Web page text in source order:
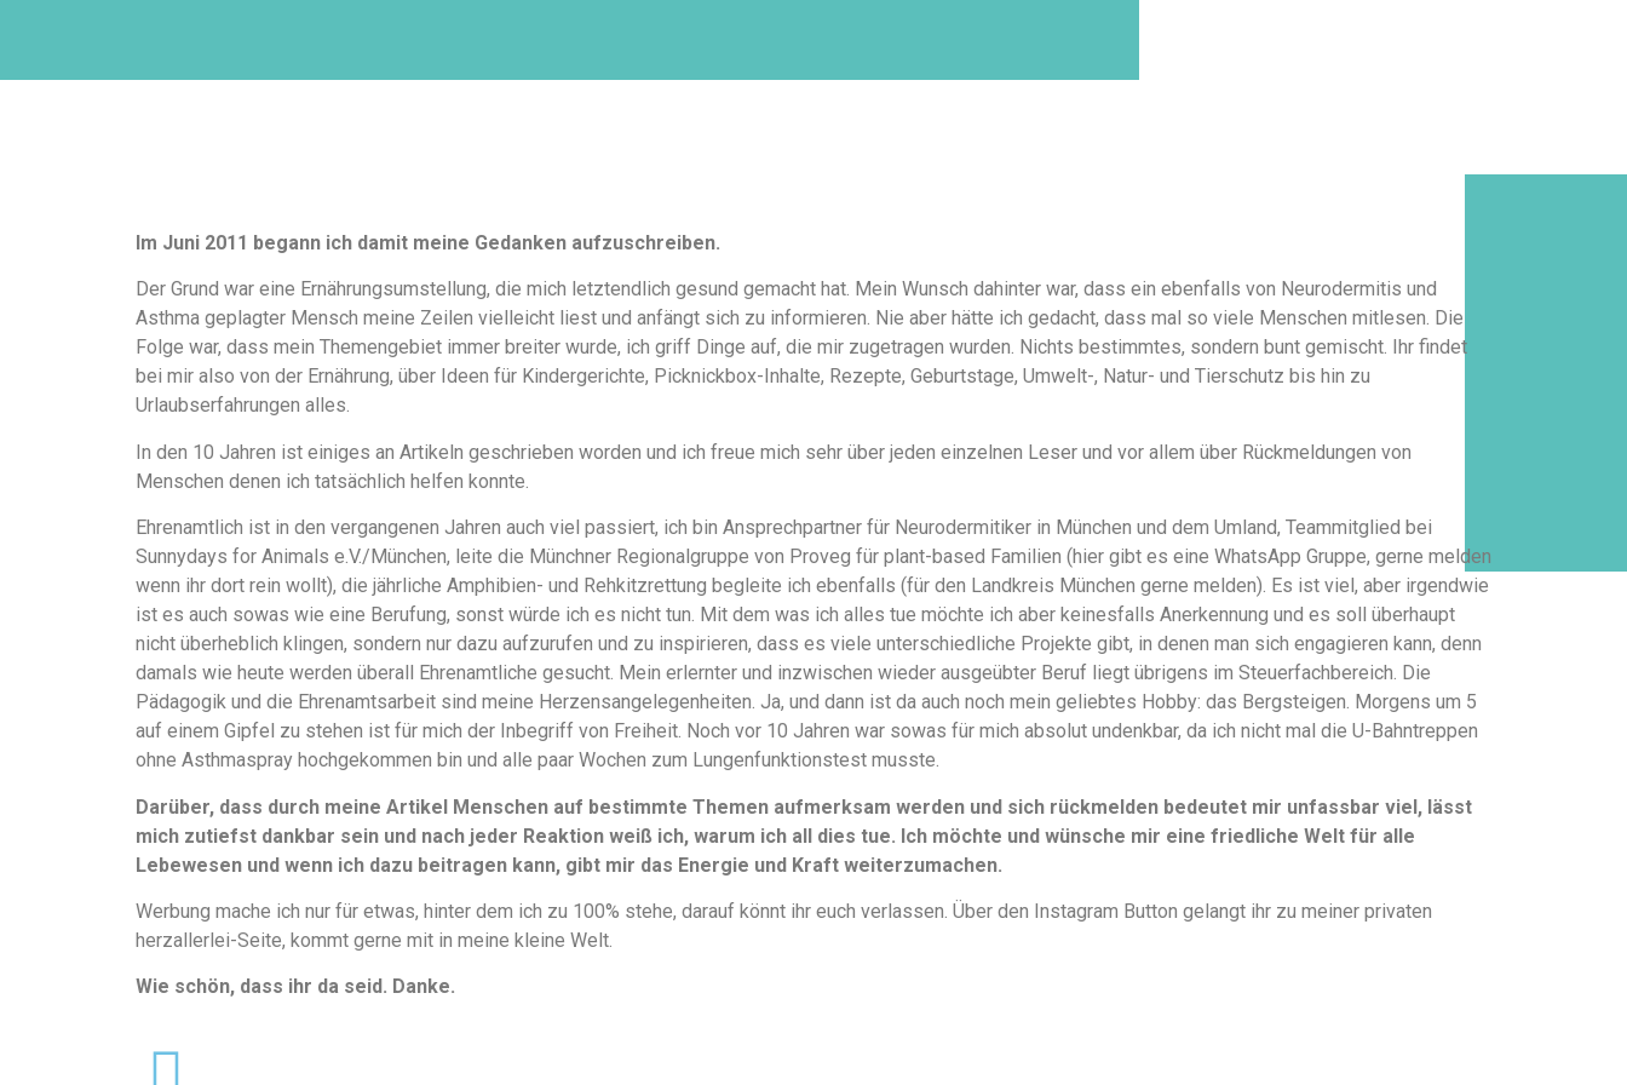
Im Juni 2011 begann ich damit meine Gedanken aufzuschreiben.
Der Grund war eine Ernährungsumstellung, die mich letztendlich gesund gemacht hat. Mein Wunsch dahinter war, dass ein ebenfalls von Neurodermitis und
Asthma geplagter Mensch meine Zeilen vielleicht liest und anfängt sich zu informieren. Nie aber hätte ich gedacht, dass mal so viele Menschen mitlesen. Die
Folge war, dass mein Themengebiet immer breiter wurde, ich griff Dinge auf, die mir zugetragen wurden. Nichts bestimmtes, sondern bunt gemischt. Ihr findet
bei mir also von der Ernährung, über Ideen für Kindergerichte, Picknickbox-Inhalte, Rezepte, Geburtstage, Umwelt-, Natur- und Tierschutz bis hin zu
Urlaubserfahrungen alles.
In den 10 Jahren ist einiges an Artikeln geschrieben worden und ich freue mich sehr über jeden einzelnen Leser und vor allem über Rückmeldungen von
Menschen denen ich tatsächlich helfen konnte.
Ehrenamtlich ist in den vergangenen Jahren auch viel passiert, ich bin Ansprechpartner für Neurodermitiker in München und dem Umland, Teammitglied bei
Sunnydays for Animals e.V./München, leite die Münchner Regionalgruppe von Proveg für plant-based Familien (hier gibt es eine WhatsApp Gruppe, gerne melden
wenn ihr dort rein wollt), die jährliche Amphibien- und Rehkitzrettung begleite ich ebenfalls (für den Landkreis München gerne melden). Es ist viel, aber irgendwie
ist es auch sowas wie eine Berufung, sonst würde ich es nicht tun. Mit dem was ich alles tue möchte ich aber keinesfalls Anerkennung und es soll überhaupt
nicht überheblich klingen, sondern nur dazu aufzurufen und zu inspirieren, dass es viele unterschiedliche Projekte gibt, in denen man sich engagieren kann, denn
damals wie heute werden überall Ehrenamtliche gesucht. Mein erlernter und inzwischen wieder ausgeübter Beruf liegt übrigens im Steuerfachbereich. Die
Pädagogik und die Ehrenamtsarbeit sind meine Herzensangelegenheiten. Ja, und dann ist da auch noch mein geliebtes Hobby: das Bergsteigen. Morgens um 5
auf einem Gipfel zu stehen ist für mich der Inbegriff von Freiheit. Noch vor 10 Jahren war sowas für mich absolut undenkbar, da ich nicht mal die U-Bahntreppen
ohne Asthmaspray hochgekommen bin und alle paar Wochen zum Lungenfunktionstest musste.
Darüber, dass durch meine Artikel Menschen auf bestimmte Themen aufmerksam werden und sich rückmelden bedeutet mir unfassbar viel, lässt
mich zutiefst dankbar sein und nach jeder Reaktion weiß ich, warum ich all dies tue. Ich möchte und wünsche mir eine friedliche Welt für alle
Lebewesen und wenn ich dazu beitragen kann, gibt mir das Energie und Kraft weiterzumachen.
Werbung mache ich nur für etwas, hinter dem ich zu 100% stehe, darauf könnt ihr euch verlassen. Über den Instagram Button gelangt ihr zu meiner privaten
herzallerlei-Seite, kommt gerne mit in meine kleine Welt.
Wie schön, dass ihr da seid. Danke.